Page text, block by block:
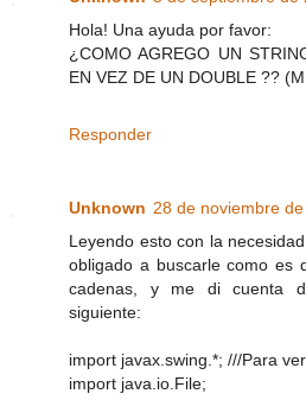
Hola! Una ayuda por favor:
¿COMO AGREGO UN
EN VEZ DE UN DOUBLE ??
Responder
Unknown 28 de noviembre
Leyendo esto con la
obligado a buscarle como es
cadenas, y me di cuenta
siguiente:
import javax.swing.*; ///Para
import java.io.File;